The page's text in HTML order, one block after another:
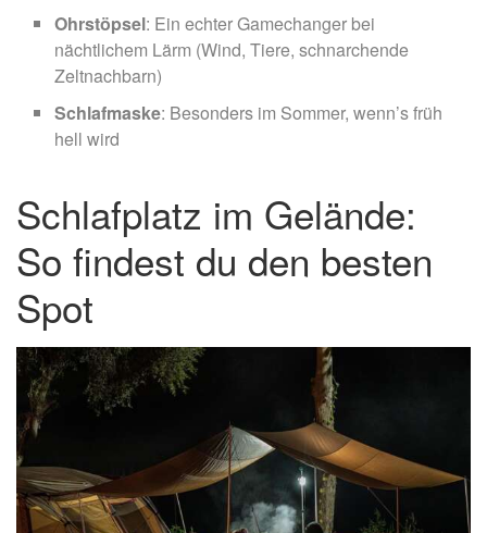
Ohrstöpsel: Ein echter Gamechanger bei
nächtlichem Lärm (Wind, Tiere, schnarchende
Zeltnachbarn)
Schlafmaske: Besonders im Sommer, wenn’s früh
hell wird
Schlafplatz im Gelände:
So findest du den besten
Spot